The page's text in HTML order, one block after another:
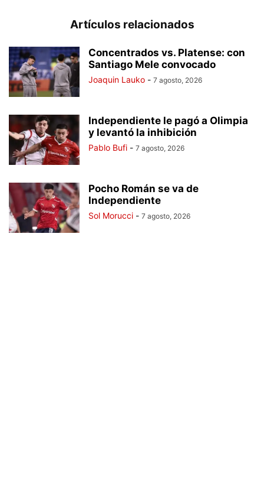
Artículos relacionados
Concentrados vs. Platense: con
Santiago Mele convocado
Joaquin Lauko - 7 agosto, 2026
Independiente le pagó a Olimpia
y levantó la inhibición
Pablo Bufi - 7 agosto, 2026
Pocho Román se va de
Independiente
Sol Morucci - 7 agosto, 2026